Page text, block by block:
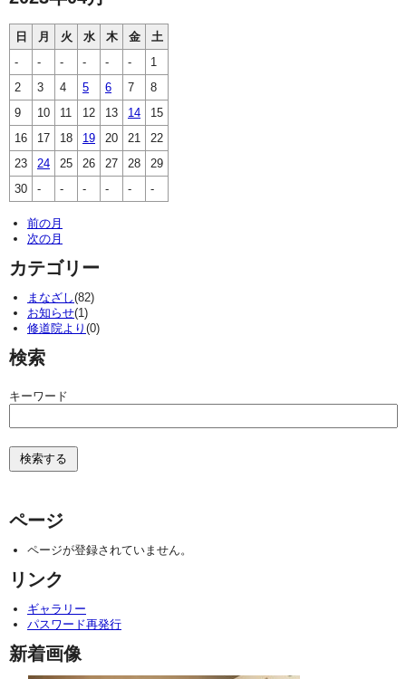
日 月 火 水 木 金
土
-
- - - - -
1
2
3 4 5 6 7
8
9
10 11 12 13 14
15
16
17 18 19 20 21
22
23
24 25 26 27 28
29
30
- - - - - -
前の月
次の月
カテゴリー
まなざし(82)
お知らせ(1)
修道院より (0)
検索
キーワード
ページ
ページが登録されていません。
リンク
ギャラリー
パスワード再発行
新着画像